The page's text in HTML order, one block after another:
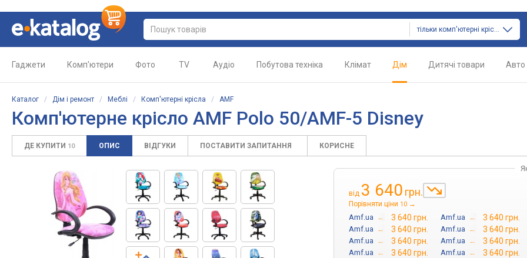
тільки комп'ютерні крісла
Гаджети Комп'ютери Фото TV Аудіо Побутова техніка Клімат Дім Дитячі товари Авто
Каталог / Дім і ремонт / Меблі / Комп'ютерні крісла / AMF
Комп'ютерне крісло AMF Polo 50/AMF-5 Disney
ДЕ КУПИТИ 10 ОПИС ВІДГУКИ ПОСТАВИТИ ЗАПИТАННЯ КОРИСНЕ
від 3 640 грн.
Порівняти ціни 10 →
Amf.ua → 3 640 грн. Amf.ua → 3 640 грн.
Amf.ua → 3 640 грн. Amf.ua → 3 640 грн.
Amf.ua → 3 640 грн. Amf.ua → 3 640 грн.
Amf.ua → 3 640 грн. Amf.ua → 3 640 грн.